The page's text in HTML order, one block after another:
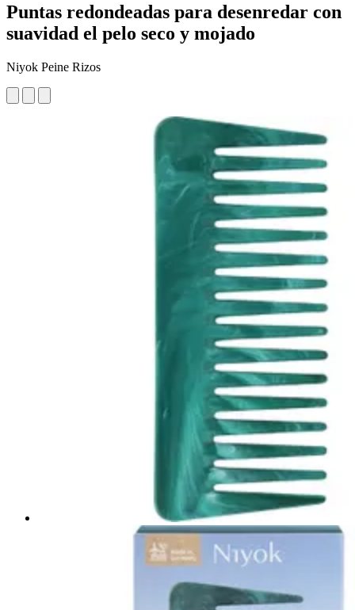
Puntas redondeadas para desenredar con
suavidad el pelo seco y mojado
Niyok Peine Rizos